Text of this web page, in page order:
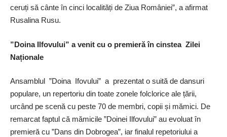
ceruți să cânte în cinci localități de Ziua României”, a afirmat
Rusalina Rusu.
”Doina Ilfovului” a venit cu o premieră în cinstea Zilei
Naționale
Ansamblul ”Doina Ifovului” a prezentat o suită de dansuri
populare, un repertoriu din toate zonele folclorice ale țării,
urcând pe scenă cu peste 70 de membri, copii și mămici. De
remarcat faptul că mămicile ”Doinei Ilfovului” au evoluat în
premieră cu ”Dans din Dobrogea”, iar finalul repetoriului a